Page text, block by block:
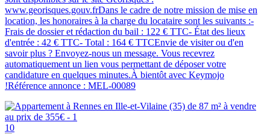
www.georisques.gouv.frDans le cadre de notre mission de mise en
location, les honoraires à la charge du locataire sont les suivants :-
Frais de dossier et rédaction du bail : 122 € TTC- État des lieux
d'entrée : 42 € TTC- Total : 164 € TTCEnvie de visiter ou d'en
savoir plus ? Envoyez-nous un message. Vous recevrez
automatiquement un lien vous permettant de déposer votre
candidature en quelques minutes.À bientôt avec Keymojo
!Référence annonce : MEL-00089
10